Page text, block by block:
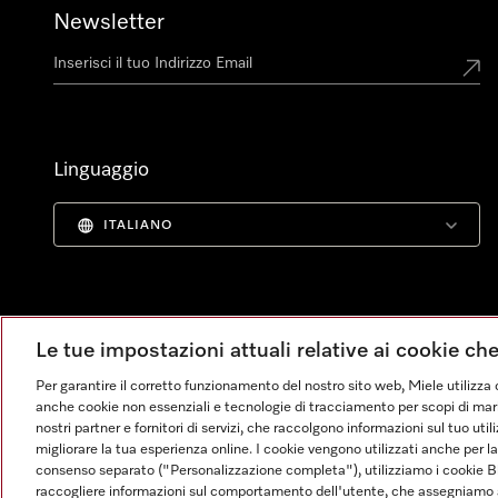
Newsletter
Linguaggio
ITALIANO
Le tue impostazioni attuali relative ai cookie
Per garantire il corretto funzionamento del nostro sito web, Miele
anche cookie non essenziali e tecnologie di tracciamento per scopi di
nostri partner e fornitori di servizi, che raccolgono informazioni sul tuo
migliorare la tua esperienza online. I cookie vengono utilizzati anche per
consenso separato ("Personalizzazione completa"), utilizziamo i cookie
raccogliere informazioni sul comportamento dell'utente, che